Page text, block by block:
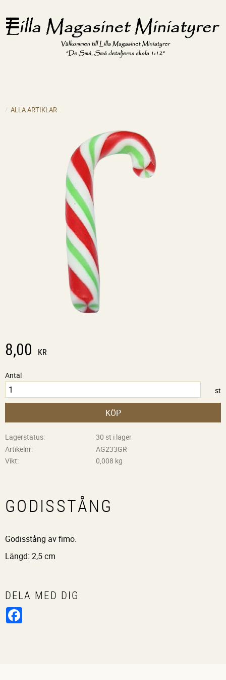
ALLA ARTIKLAR
8,00 KR
Antal
st
KÖP
Lagerstatus
30 st i lager
Artikelnr
AG233GR
Vikt
0,008 kg
GODISSTÅNG
Godisstång av fimo.
Längd: 2,5 cm
DELA MED DIG